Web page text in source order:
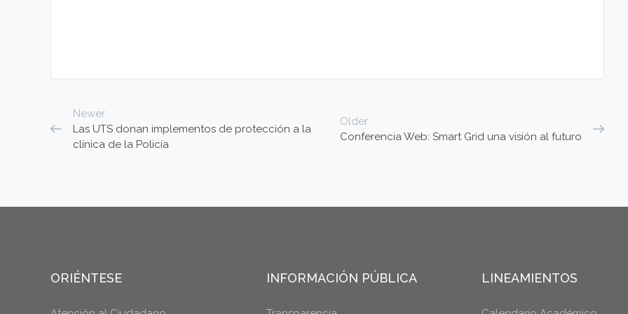
Newer
Las UTS donan implementos de protección a la
clínica de la Policía
Older
Conferencia Web: Smart Grid una visión al futuro
ORIÉNTESE INFORMACIÓN PÚBLICA LINEAMIENTOS